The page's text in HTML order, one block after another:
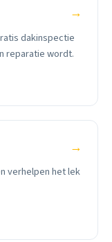
→
dakinspectie
reparatie wordt.
→
verhelpen het lek